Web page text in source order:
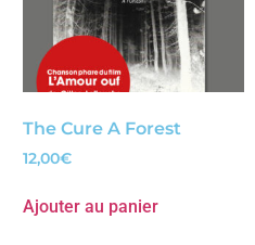
The Cure A Forest
12,00€
Ajouter au panier